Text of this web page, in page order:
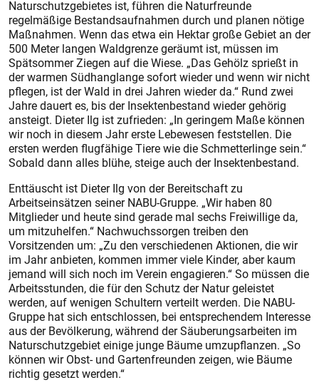
Naturschutzgebietes ist, führen die Naturfreunde
regelmäßige Bestandsaufnahmen durch und planen nötige
Maßnahmen. Wenn das etwa ein Hektar große Gebiet an der
500 Meter langen Waldgrenze geräumt ist, müssen im
Spätsommer Ziegen auf die Wiese. „Das Gehölz sprießt in
der warmen Südhanglange sofort wieder und wenn wir nicht
pflegen, ist der Wald in drei Jahren wieder da.“ Rund zwei
Jahre dauert es, bis der Insektenbestand wieder gehörig
ansteigt. Dieter Ilg ist zufrieden: „In geringem Maße können
wir noch in diesem Jahr erste Lebewesen feststellen. Die
ersten werden flugfähige Tiere wie die Schmetterlinge sein.“
Sobald dann alles blühe, steige auch der Insektenbestand.
Enttäuscht ist Dieter Ilg von der Bereitschaft zu
Arbeitseinsätzen seiner NABU-Gruppe. „Wir haben 80
Mitglieder und heute sind gerade mal sechs Freiwillige da,
um mitzuhelfen.“ Nachwuchssorgen treiben den
Vorsitzenden um: „Zu den verschiedenen Aktionen, die wir
im Jahr anbieten, kommen immer viele Kinder, aber kaum
jemand will sich noch im Verein engagieren.“ So müssen die
Arbeitsstunden, die für den Schutz der Natur geleistet
werden, auf wenigen Schultern verteilt werden. Die NABU-
Gruppe hat sich entschlossen, bei entsprechendem Interesse
aus der Bevölkerung, während der Säuberungsarbeiten im
Naturschutzgebiet einige junge Bäume umzupflanzen. „So
können wir Obst- und Gartenfreunden zeigen, wie Bäume
richtig gesetzt werden.“